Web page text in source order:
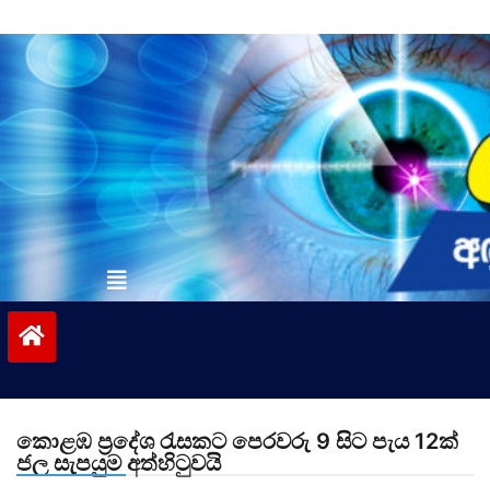
to
contentvinivida.lk
කොළඹ ප්‍රදේශ රැසකට පෙරවරු 9 සිට පැය 12ක්
ජල සැපයුම අත්හිටුවයි